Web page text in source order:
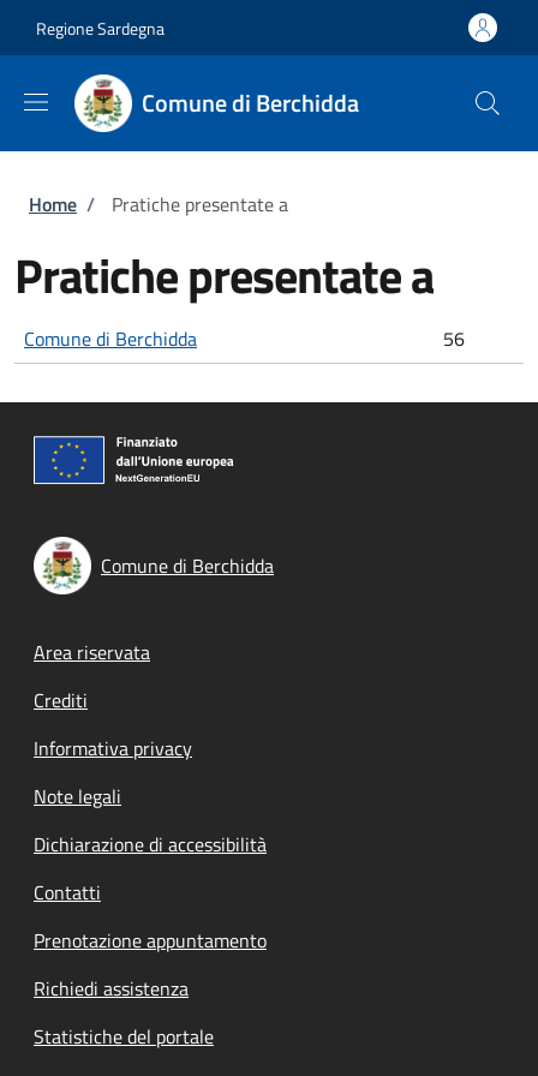
Regione Sardegna
Comune di Berchidda
Briciole di pane
Home / Pratiche presentate a
Pratiche presentate a
Comune di Berchidda 56
Comune di Berchidda
Footer menu
Area riservata
Crediti
Informativa privacy
Note legali
Dichiarazione di accessibilità
Contatti
Prenotazione appuntamento
Richiedi assistenza
Statistiche del portale